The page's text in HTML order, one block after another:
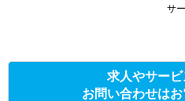
サ
求人やサー
お問い合わせは